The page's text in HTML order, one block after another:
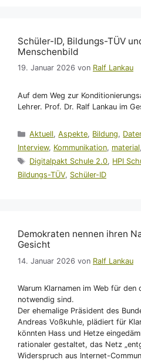
Schüler-ID, Bildungs-TÜV
Menschenbild
19. Januar 2026 von Ralf Lankau
Auf dem Weg zur
Lehrer. Prof. Dr. Ralf Lankau im
Kategorien
Aktuell,Aspekte, Bildung,
Interview, Kommunikation, material,
Schlagwörter
Digitalpakt Schule 2.0, HPI
Bildungs-TÜV, Schüler-ID
Demokraten nennen ihren
Gesicht
14. Januar 2026 von Ralf Lankau
Warum Klarnamen im Web für
notwendig sind.
Der ehemalige Präsident des
Andreas Voßkuhle, plädiert für
könnten Hass und Hetze
rationaler gestaltet, das Netz
Widerspruch aus Internet-